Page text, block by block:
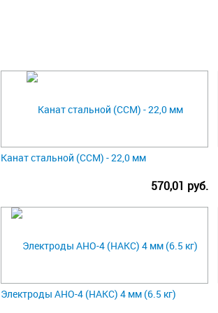
Канат стальной (ССМ) - 22,0 мм
570,01 руб.
Электроды АНО-4 (НАКС) 4 мм (6.5 кг)